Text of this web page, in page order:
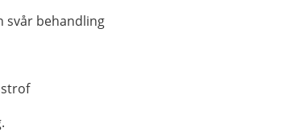
svår behandling